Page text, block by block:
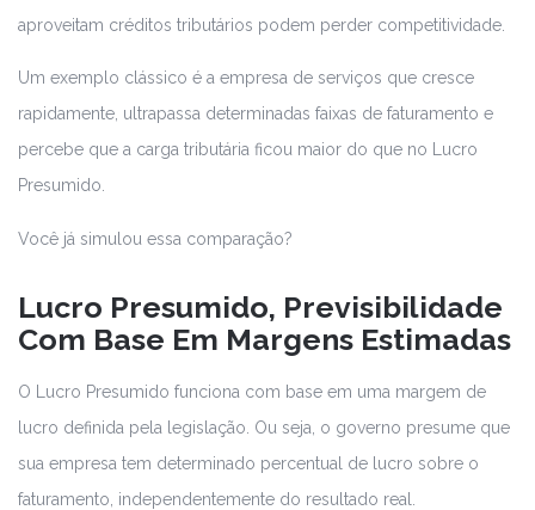
aproveitam créditos tributários podem perder competitividade.
Um exemplo clássico é a empresa de serviços que cresce
rapidamente, ultrapassa determinadas faixas de faturamento e
percebe que a carga tributária ficou maior do que no Lucro
Presumido.
Você já simulou essa comparação?
Lucro Presumido, Previsibilidade
Com Base Em Margens Estimadas
O Lucro Presumido funciona com base em uma margem de
lucro definida pela legislação. Ou seja, o governo presume que
sua empresa tem determinado percentual de lucro sobre o
faturamento, independentemente do resultado real.